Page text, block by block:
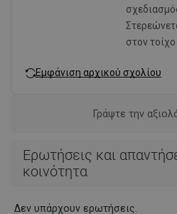
στον τοίχο
Εμφάνιση αρχικού σχολίου
Γράψτε την
Ερωτήσεις και
κοινότητα
Δεν υπάρχουν ερωτήσεις.